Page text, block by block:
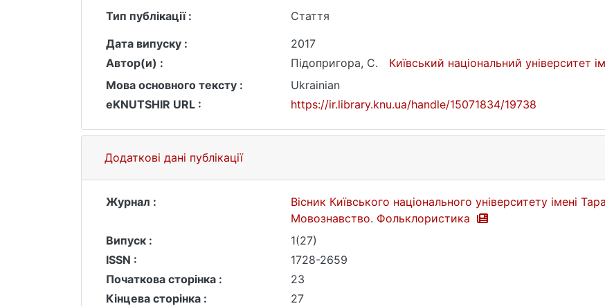
Тип публікації :
Стаття
Дата випуску :
2017
Автор(и) :
Підопригора, С.
Київський національний університет
Мова основного тексту :
Ukrainian
eKNUTSHIR URL :
https://ir.library.knu.ua/handle/15071834/19738
Додаткові дані публікації
Журнал :
Вісник Київського національного університету імені
Мовознавство. Фольклористика
Випуск :
1(27)
ISSN :
1728-2659
Початкова сторінка :
23
Кінцева сторінка :
27